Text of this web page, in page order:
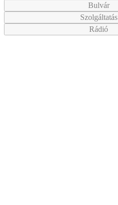
Bulvár
Szolgáltatás
Rádió